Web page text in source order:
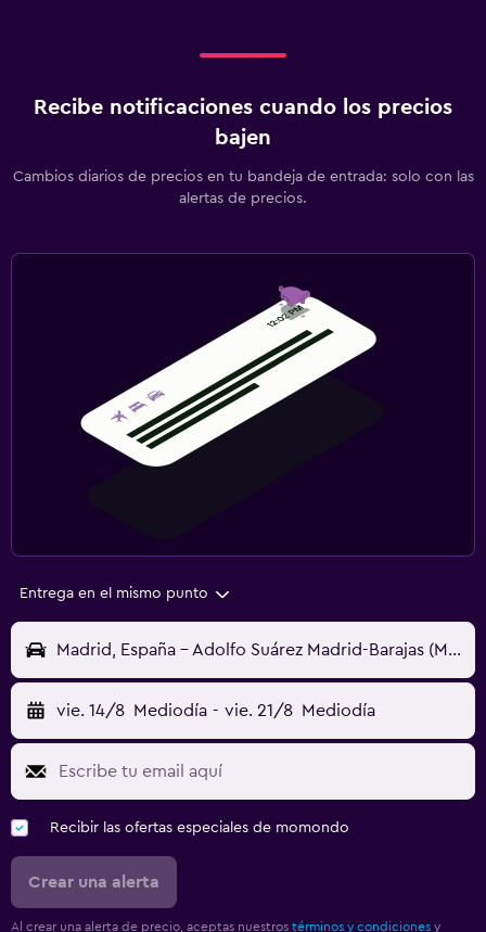
Recibe notificaciones cuando los precios
bajen
Cambios diarios de precios en tu bandeja de entrada: solo con las
alertas de precios.
Entrega en el mismo punto
Madrid, España - Adolfo Suárez Madrid-Barajas (MAD)
vie. 14/8 Mediodía - vie. 21/8 Mediodía
Recibir las ofertas especiales de momondo
Crear una alerta
Al crear una alerta de precio, aceptas nuestros términos y condiciones y